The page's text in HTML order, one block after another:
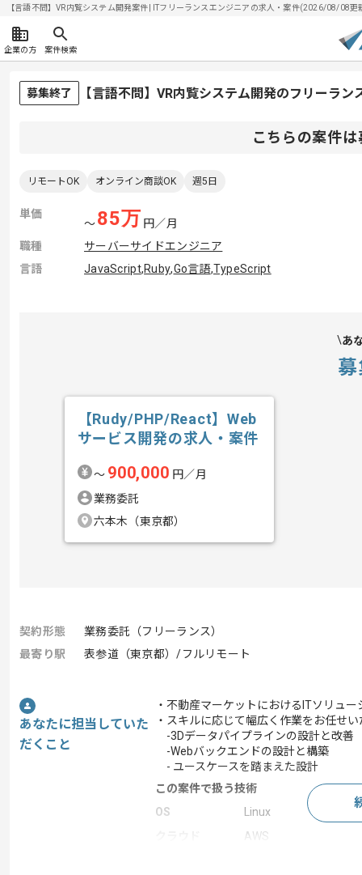
【言語不問】VR内覧システム開発案件| ITフリーランスエンジニアの求人・案件(2026/08/08更
企業の方 案件検索
募集終了 【言語不問】VR内覧システム開発のフリーラン
こちらの案件
リモートOK オンライン商談OK 週5日
単価
〜85万 円／月
職種
サーバーサイドエンジニア
言語
JavaScript,Ruby,Go言語,TypeScript
あ
【Rudy/PHP/React】Web
サービス開発の求人・案件
〜 900,000 円／月
業務委託
六本木（東京都）
契約形態
業務委託（フリーランス）
最寄り駅
表参道（東京都）/フルリモート
あなたに担当していた
だくこと
・不動産マーケットにおけるITソリュ
・スキルに応じて幅広く作業をお任せ
-3Dデータパイプラインの設計と改善
-Webバックエンドの設計と構築
- ユースケースを踏まえた設計
この案件で扱う技術
OS
Linux
AWS